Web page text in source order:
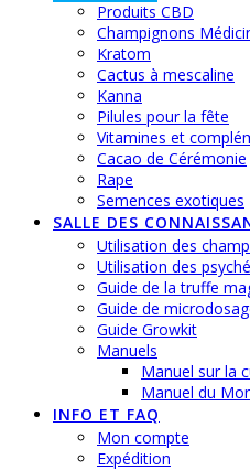
Produits CBD
Champignons
Kratom
Cactus à mescaline
Kanna
Pilules pour la fête
Vitamines et
Cacao de Cérémonie
Rape
Semences exotiques
SALLE DES
Utilisation des
Utilisation des
Guide de la truffe
Guide de
Guide Growkit
Manuels
Manuel sur la
Manuel du
INFO ET FAQ
Mon compte
Expédition